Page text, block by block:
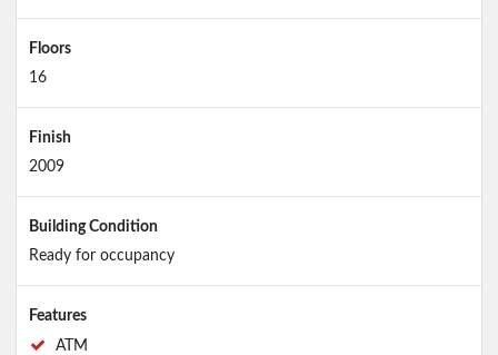
Floors
16
Finish
2009
Building Condition
Ready for occupancy
Features
ATM